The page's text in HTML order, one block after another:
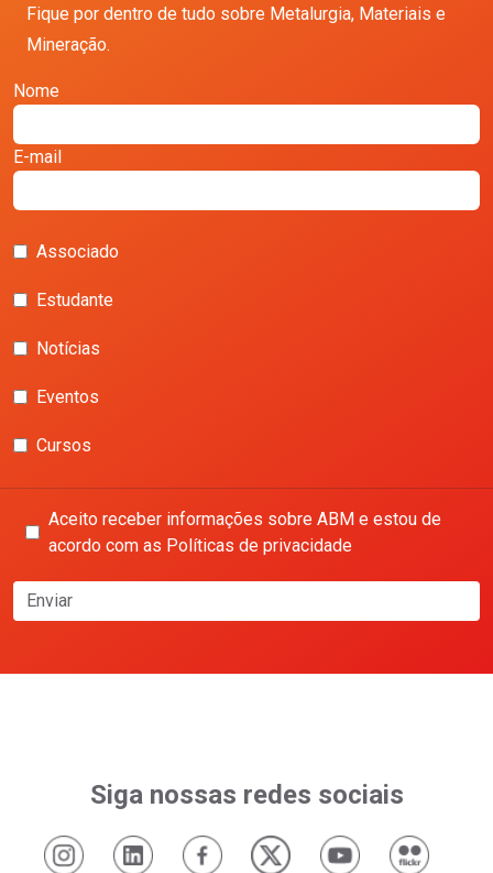
Fique por dentro de tudo sobre Metalurgia, Materiais e
Mineração.
Nome
E-mail
Associado
Estudante
Notícias
Eventos
Cursos
Aceito receber informações sobre ABM e estou de
acordo com as Políticas de privacidade
Enviar
Siga nossas redes sociais